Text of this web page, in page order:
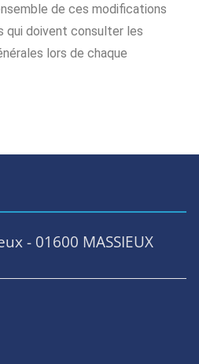
de ces modifications
qui doivent consulter les
lors de chaque
- 01600 MASSIEUX